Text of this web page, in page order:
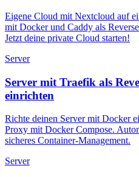
Eigene Cloud mit Nextcloud auf
mit Docker und Caddy als
Jetzt deine private Cloud starten!
Server
Server mit Traefik als
einrichten
Richte deinen Server mit Docker
Proxy mit Docker Compose.
sicheres Container-Management.
Server